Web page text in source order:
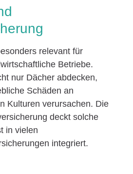
relevant für
Betriebe.
nur Dächer abdecken,
Schäden an
Kulturen verursachen. Die
deckt solche
in vielen
integriert.